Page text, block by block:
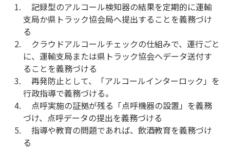
記録型のアルコール検知器の結果を定期的に運輸
支局か県トラック協会局へ提出することを義務づけ
る
クラウドアルコールチェックの仕組みで、運行ごと
に、運輸支局または県トラック協会へデータ送付す
ることを義務づける
再発防止として、「アルコールインターロック」を
行政指導で義務づける。
点呼実施の証拠が残る「点呼機器の設置」を義務
づけ、点呼データの提出を義務づける
指導や教育の問題であれば、飲酒教育を義務づけ
る